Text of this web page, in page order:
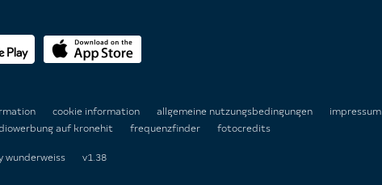
cookie information allgemeine nutzungsbedingungen
impressum
auf kronehit frequenzfinder fotocredits
wunderweiss v1.38